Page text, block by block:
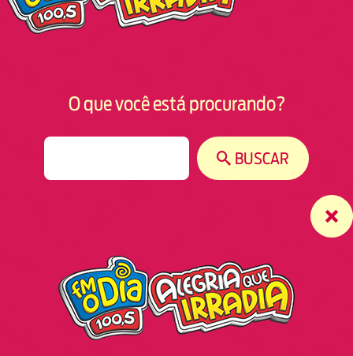
O que você está procurando?
BUSCAR